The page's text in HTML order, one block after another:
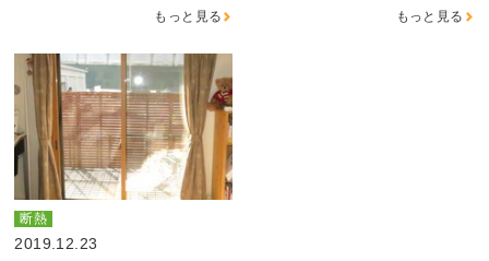
もっと見る もっと見る
断熱
2019.12.23